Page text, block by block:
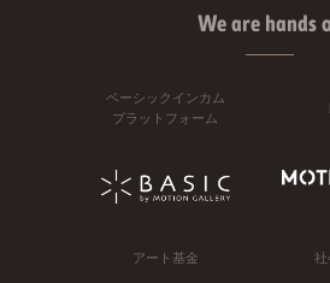
We are hands
ベーシックインカム
プラットフォーム
アート基金